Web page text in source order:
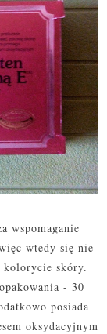
wspomaganie
wtedy się nie
kolorycie skóry.
- 30
posiada
oksydacyjnym